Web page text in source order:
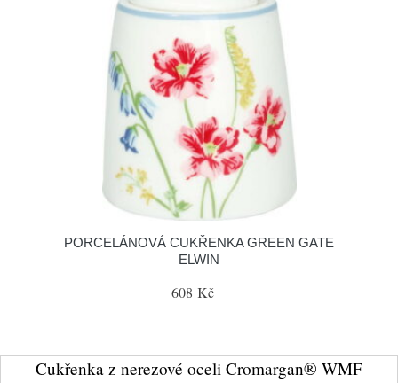
PORCELÁNOVÁ CUKŘENKA GREEN GATE
ELWIN
608 Kč
Cukřenka z nerezové oceli Cromargan® WMF